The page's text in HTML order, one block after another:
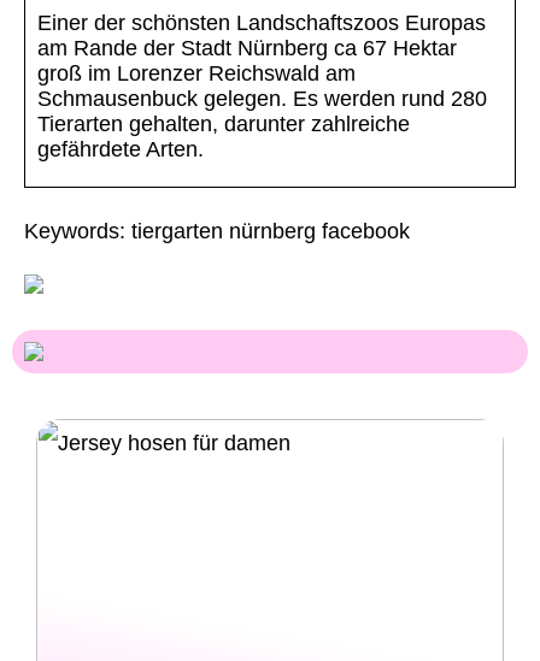
Einer der schönsten Landschaftszoos Europas
am Rande der Stadt Nürnberg ca 67 Hektar
groß im Lorenzer Reichswald am
Schmausenbuck gelegen. Es werden rund 280
Tierarten gehalten, darunter zahlreiche
gefährdete Arten.
Keywords: tiergarten nürnberg facebook